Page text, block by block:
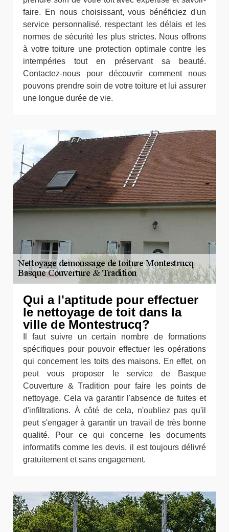
faire. En nous choisissant, vous bénéficiez d'un
service personnalisé, respectant les délais et les
normes de sécurité les plus strictes. Nous offrons
à votre toiture une protection optimale contre les
intempéries tout en préservant sa beauté.
Contactez-nous pour découvrir comment nous
pouvons prendre soin de votre toiture et lui assurer
une longue durée de vie.
Qui a l'aptitude pour effectuer
le nettoyage de toit dans la
ville de Montestrucq?
Il faut suivre un certain nombre de formations
spécifiques pour pouvoir effectuer les opérations
qui concernent les toits des maisons. En effet, on
peut vous proposer le service de Basque
Couverture & Tradition pour faire les points de
nettoyage. Cela va garantir l'absence de fuites et
d'infiltrations. À côté de cela, n'oubliez pas qu'il
peut s'engager à garantir un travail de très bonne
qualité. Pour ce qui concerne les documents
informatifs comme les devis, il est toujours délivré
gratuitement et sans engagement.